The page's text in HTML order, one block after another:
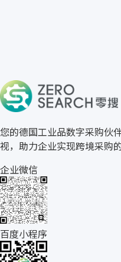
关于零搜
您的德国工业品数字采购伙
视，助力企业实现跨境采购
企业微信
百度小程序